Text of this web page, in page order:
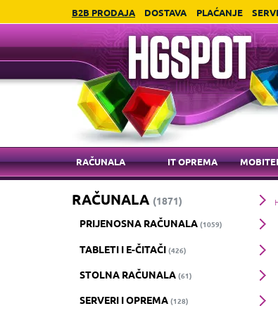
B2B PRODAJA DOSTAVA PLAĆANJE
RAČUNALA IT OPREMA
RAČUNALA (1871)
PRIJENOSNA RAČUNALA (1059)
TABLETI I E-ČITAČI (426)
STOLNA RAČUNALA (61)
SERVERI I OPREMA (128)